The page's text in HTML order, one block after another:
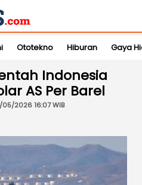
Ototekno Hiburan Gaya
Indonesia
AS Per Barel
05/2026 16:07 WIB